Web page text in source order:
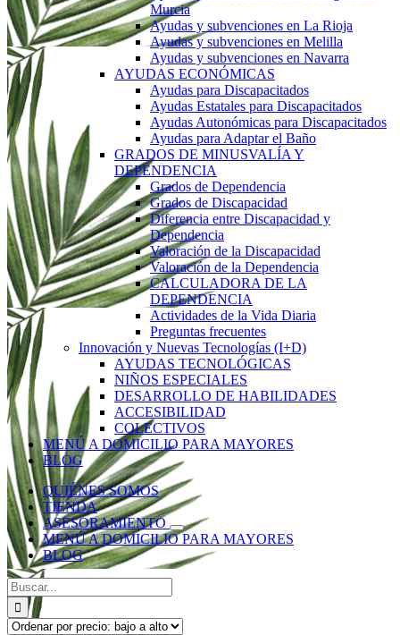
Murcia
Ayudas y subvenciones en La Rioja
Ayudas y subvenciones en Melilla
Ayudas y subvenciones en Navarra
AYUDAS ECONÓMICAS
Ayudas para Discapacitados
Ayudas Estatales para Discapacitados
Ayudas Autonómicas para Discapacitados
Ayudas para Adaptar el Baño
GRADOS DE MINUSVALÍA Y
DEPENDENCIA
Grados de Dependencia
Grados de Discapacidad
Diferencia entre Discapacidad y
Dependencia
Valoración de la Discapacidad
Valoración de la Dependencia
CALCULADORA DE LA
DEPENDENCIA
Actividades de la Vida Diaria
Preguntas frecuentes
Innovación y Nuevas Tecnologías (I+D)
AYUDAS TECNOLÓGICAS
NIÑOS ESPECIALES
DESARROLLO DE HABILIDADES
ACCESIBILIDAD
COLECTIVOS
MENÚ A DOMICILIO PARA MAYORES
BLOG
QUIÉNES SOMOS
TIENDA
ASESORAMIENTO
MENÚ A DOMICILIO PARA MAYORES
BLOG
Buscar: